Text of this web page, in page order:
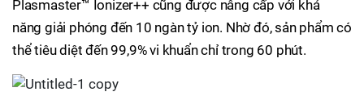
Plasmaster™ Ionizer++ cũng được nâng cấp với khả
năng giải phóng đến 10 ngàn tỷ ion. Nhờ đó, sản phẩm có
thể tiêu diệt đến 99,9% vi khuẩn chỉ trong 60 phút.